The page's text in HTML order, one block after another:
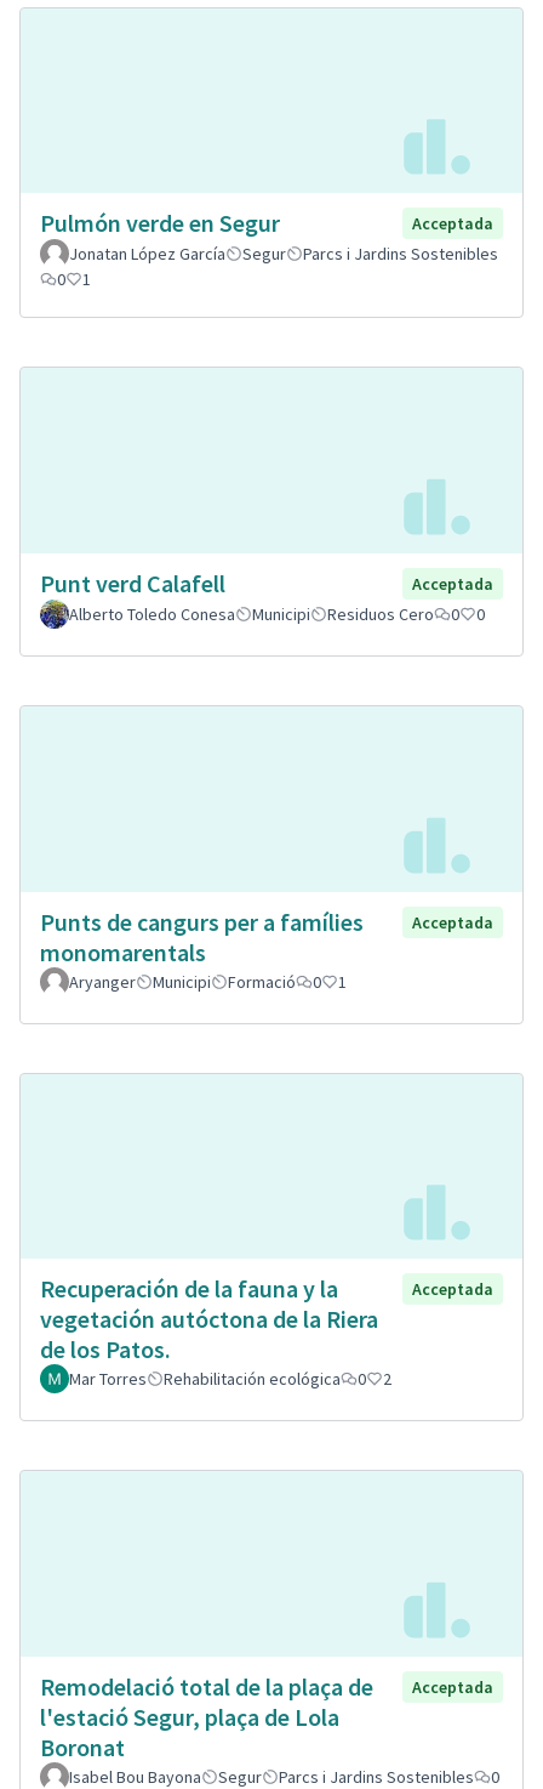
Pulmón verde en Segur
Acceptada
Jonatan López García
Segur
Parcs i Jardins Sostenibles
0
1
Punt verd Calafell
Acceptada
Alberto Toledo Conesa
Municipi Residuos Cero 0 0
Punts de cangurs per a famílies
monomarentals
Acceptada
Aryanger Municipi Formació 0 1
Recuperación de la fauna y la
vegetación autóctona de la Riera
de los Patos.
Acceptada
Mar Torres Rehabilitación ecológica 0 2
Remodelació total de la plaça de
l'estació Segur, plaça de Lola
Boronat
Acceptada
Isabel Bou Bayona Segur Parcs i Jardins Sostenibles
0